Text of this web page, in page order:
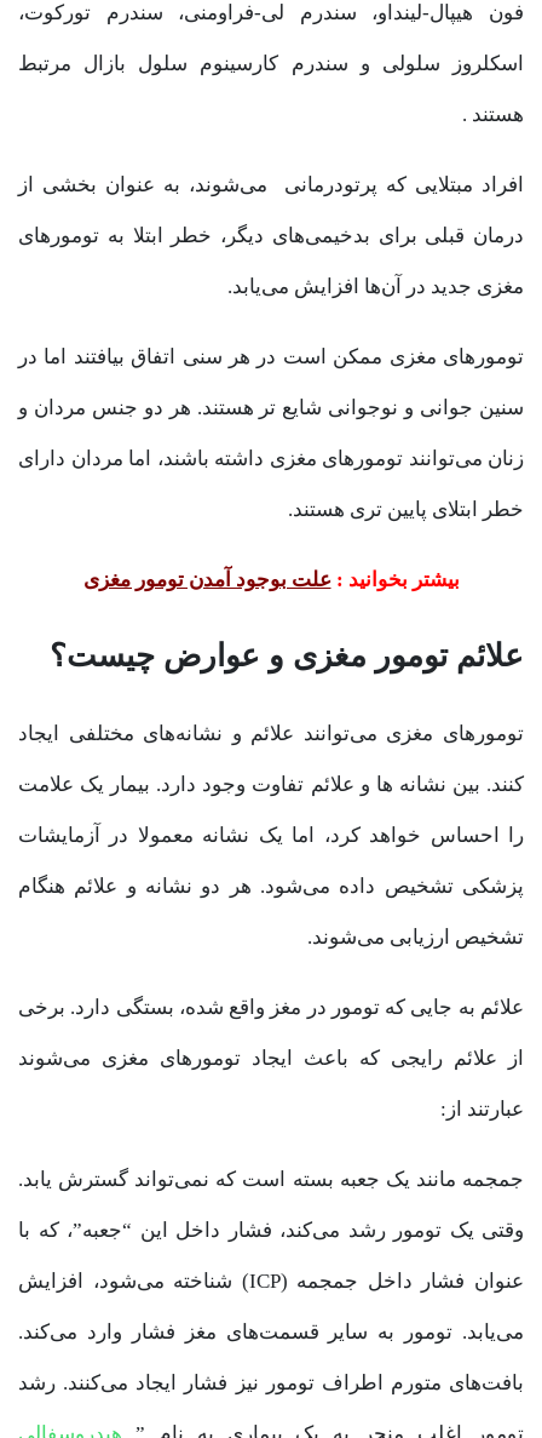
فون هیپال-لینداو، سندرم لی-فراومنی، سندرم تورکوت،
اسکلروز سلولی و سندرم کارسینوم سلول بازال مرتبط
هستند .
افراد مبتلایی که پرتودرمانی می‌شوند، به عنوان بخشی از
درمان قبلی برای بدخیمی‌های دیگر، خطر ابتلا به تومورهای
مغزی جدید در آن‌ها افزایش می‌یابد.
تومورهای مغزی ممکن است در هر سنی اتفاق بیافتند اما در
سنین جوانی و نوجوانی شایع تر هستند. هر دو جنس مردان و
زنان می‌توانند تومورهای مغزی داشته باشند، اما مردان دارای
خطر ابتلای پایین تری هستند.
بیشتر بخوانید : علت بوجود آمدن تومور مغزی
علائم تومور مغزی و عوارض چیست؟
تومورهای مغزی می‌توانند علائم و نشانه‌های مختلفی ایجاد
کنند. بین نشانه ها و علائم تفاوت وجود دارد. بیمار یک علامت
را احساس خواهد کرد، اما یک نشانه معمولا در آزمایشات
پزشکی تشخیص داده می‌شود. هر دو نشانه و علائم هنگام
تشخیص ارزیابی می‌شوند.
علائم به جایی که تومور در مغز واقع شده، بستگی دارد. برخی
از علائم رایجی که باعث ایجاد تومورهای مغزی می‌شوند
عبارتند از:
جمجمه مانند یک جعبه بسته است که نمی‌تواند گسترش یابد.
وقتی یک تومور رشد می‌کند، فشار داخل این “جعبه”، که با
عنوان فشار داخل جمجمه (ICP) شناخته می‌شود، افزایش
می‌یابد. تومور به سایر قسمت‌های مغز فشار وارد می‌کند.
بافت‌های متورم اطراف تومور نیز فشار ایجاد می‌کنند. رشد
تومور اغلب منجر به یک بیماری به نام ” هیدروسفالی